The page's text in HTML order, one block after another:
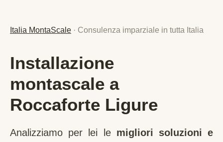
Italia MontaScale · Consulenza imparziale in tutta Italia
Installazione
montascale a
Roccaforte Ligure
Analizziamo per lei le migliori soluzioni e